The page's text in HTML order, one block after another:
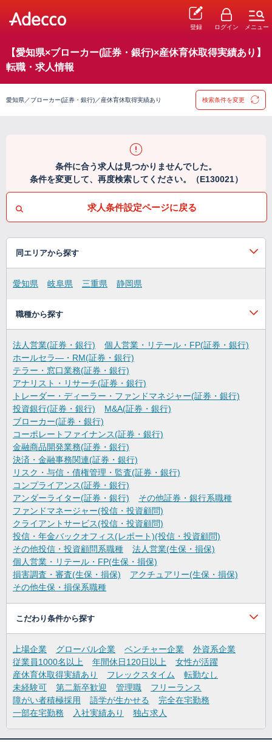
登録 ログイン メニュー
【愛知県×ブローカー(証券・銀行)×産休育休取得実績あり】
転職・求人情報
愛知県／ブローカー(証券・銀行)／産休育休取得実績あり 検索条件を変更
条件に合う求人は見つかりませんでした。
条件を変更して、再度検索してください。（E130021）
求人条件設定ページに戻る
同エリアから探す
愛知県 岐阜県 三重県 静岡県
職種から探す
法人営業(証券・銀行)
個人営業・リテール・FP(証券・銀行)
ホールセラ―・RM(証券・銀行)
テラー・窓口業務(証券・銀行)
アナリスト・リサーチ(証券・銀行)
トレーダー・ディーラー・ファンドマネジャー(証券・銀行)
投資銀行(証券・銀行)
M&A(証券・銀行)
ブローカー(証券・銀行)
コーポレートファイナンス(証券・銀行)
金融商品開発業務(証券・銀行)
決済・金融事務関連(証券・銀行)
リスク・与信・債権管理・監査(証券・銀行)
コンプライアンス(証券・銀行)
アンダーライター(証券・銀行)
その他証券・銀行系職種
ファンドマネージャー(投信・投資顧問)
クライアントサービス(投信・投資顧問)
投信・年金バックオフィス(レポート)(投信・投資顧問)
その他投信・投資顧問系職種
法人営業(生保・損保)
個人営業・リテール・FP(生保・損保)
損害調査・審査(生保・損保)
アクチュアリー(生保・損保)
その他生保・損保系職種
こだわり条件から探す
上場企業 グローバル企業 ベンチャー企業
外資系企業
従業員1000名以上
年間休日120日以上
女性が活躍
産休育休取得実績あり
フレックスタイム
転勤なし
未経験可
第二新卒歓迎 管理職
フリーランス
障がい者積極採用
語学が生かせる
完全在宅勤務
一部在宅勤務
入社実績あり 独占求人